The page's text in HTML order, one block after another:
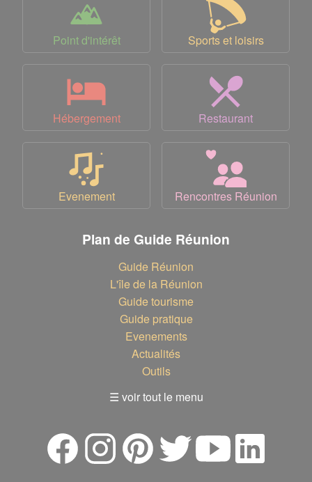
Point d'intérêt Sports et loisirs
Hébergement Restaurant
Evenement Rencontres Réunion
Plan de Guide Réunion
Guide Réunion
L'île de la Réunion
Guide tourisme
Guide pratique
Evenements
Actualités
Outils
☰ voir tout le menu